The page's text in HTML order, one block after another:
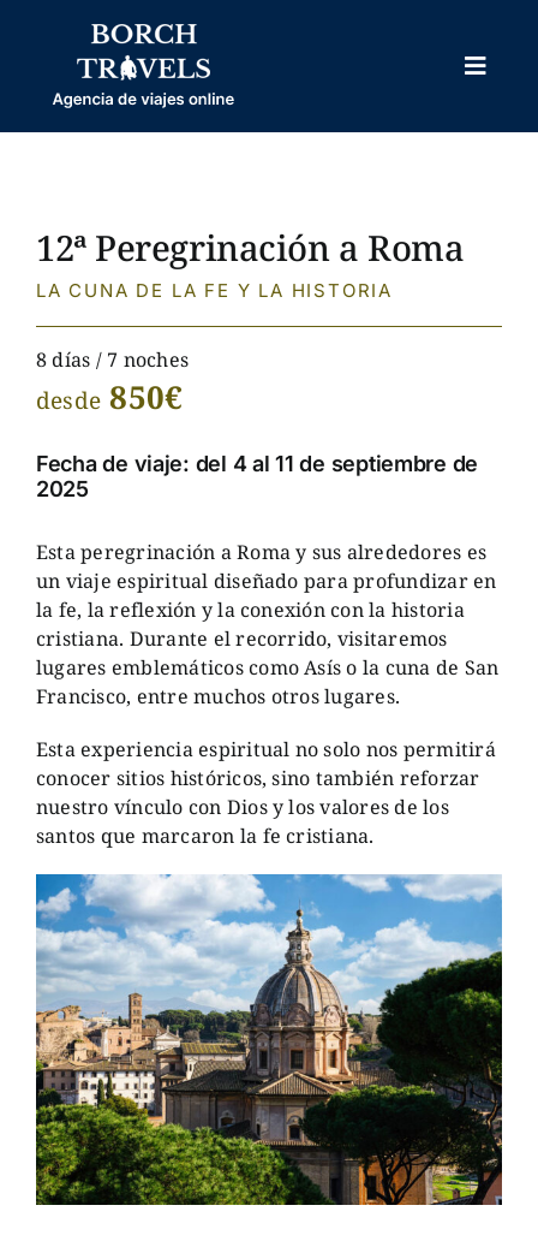
Toggle
VIAJES PROGRAMADOS
VIAJES PERSONALIZADOS
BLOG
12ª Peregrinación a Roma
LA CUNA DE LA FE Y LA HISTORIA
8 días / 7 noches
desde 850€
Fecha de viaje: del 4 al 11 de septiembre de
2025
Esta peregrinación a Roma y sus alrededores es
un viaje espiritual diseñado para profundizar en
la fe, la reflexión y la conexión con la historia
cristiana. Durante el recorrido, visitaremos
lugares emblemáticos como Asís o la cuna de San
Francisco, entre muchos otros lugares.
Esta experiencia espiritual no solo nos permitirá
conocer sitios históricos, sino también reforzar
nuestro vínculo con Dios y los valores de los
santos que marcaron la fe cristiana.